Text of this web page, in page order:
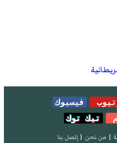
فيسبوك
تيك توك
| من نحن | إتصل بنا